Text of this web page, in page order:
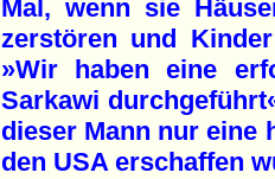
Mal, wenn sie
zerstören und
»Wir haben eine
Sarkawi
dieser Mann nur eine
den USA erschaffen